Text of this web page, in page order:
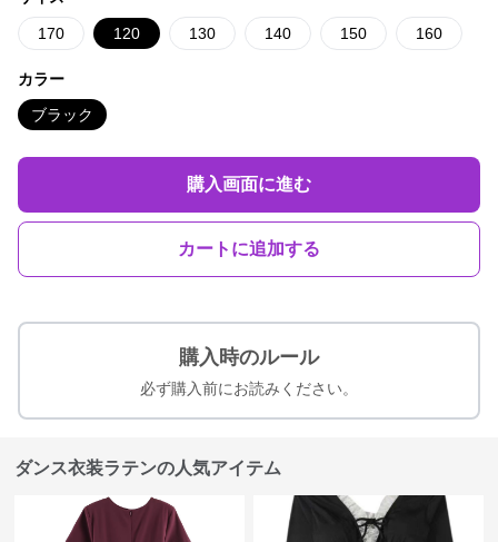
170 120 130 140 150 160
カラー
ブラック
購入画面に進む
カートに追加する
購入時のルール
必ず購入前にお読みください。
ダンス衣装ラテンの人気アイテム